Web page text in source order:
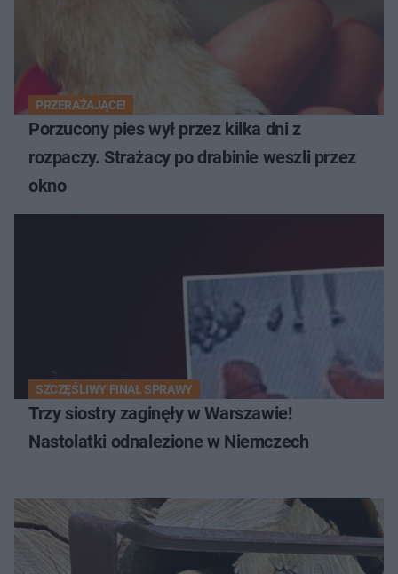
PRZERAŻAJĄCE!
Porzucony pies wył przez kilka dni z
rozpaczy. Strażacy po drabinie weszli przez
okno
SZCZĘŚLIWY FINAŁ SPRAWY
Trzy siostry zaginęły w Warszawie!
Nastolatki odnalezione w Niemczech